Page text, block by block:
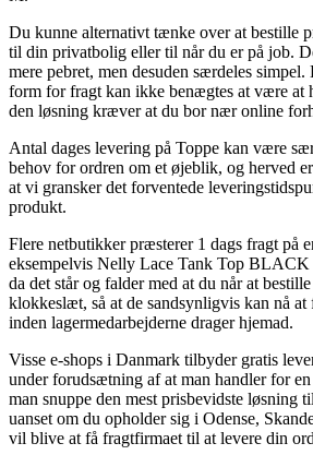
Du kunne alternativt tænke over at bestille
til din privatbolig eller til når du er på job.
mere pebret, men desuden særdeles simpel.
form for fragt kan ikke benægtes at være at
den løsning kræver at du bor nær online
Antal dages levering på Toppe kan være
behov for ordren om et øjeblik, og herved
at vi gransker det forventede
produkt.
Flere netbutikker præsterer 1 dags fragt på
eksempelvis Nelly Lace Tank Top
da det står og falder med at du når at
klokkeslæt, så at de sandsynligvis kan nå at
inden lagermedarbejderne drager hjemad.
Visse e-shops i Danmark tilbyder gratis
under forudsætning af at man handler for
man snuppe den mest prisbevidste løsning
uanset om du opholder sig i Odense,
vil blive at få fragtfirmaet til at levere din